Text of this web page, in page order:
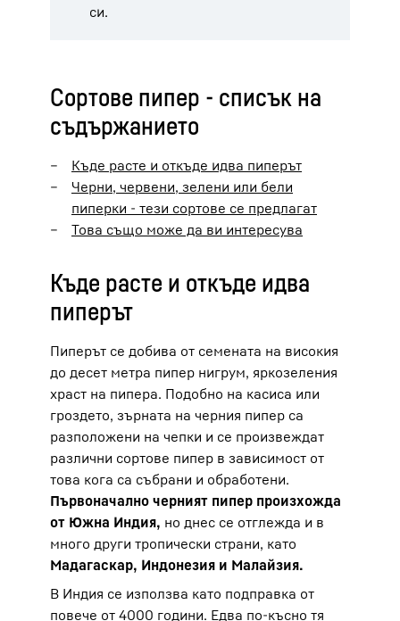
си.
Сортове пипер - списък на
съдържанието
Къде расте и откъде идва пиперът
Черни, червени, зелени или бели
пиперки - тези сортове се предлагат
Това също може да ви интересува
Къде расте и откъде идва
пиперът
Пиперът се добива от семената на високия
до десет метра пипер нигрум, яркозеления
храст на пипера. Подобно на касиса или
гроздето, зърната на черния пипер са
разположени на чепки и се произвеждат
различни сортове пипер в зависимост от
това кога са събрани и обработени.
Първоначално черният пипер произхожда
от Южна Индия, но днес се отглежда и в
много други тропически страни, като
Мадагаскар, Индонезия и Малайзия.
В Индия се използва като подправка от
повече от 4000 години. Едва по-късно тя